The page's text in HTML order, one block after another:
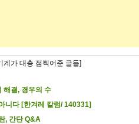
계가 대충 점찍어준 글들]
해결, 경우의 수
니다 [한겨레 칼럼/ 140331]
, 간단 Q&A